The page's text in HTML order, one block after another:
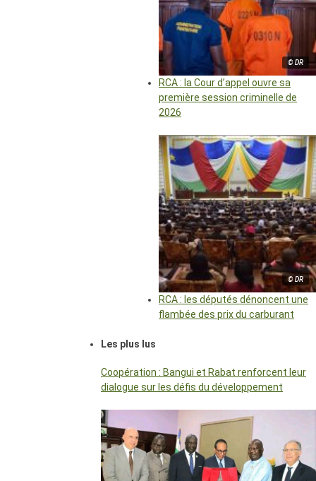
© DR
RCA : la Cour d’appel ouvre sa
première session criminelle de
2026
© DR
RCA : les députés dénoncent une
flambée des prix du carburant
Les plus lus
Coopération : Bangui et Rabat renforcent leur
dialogue sur les défis du développement